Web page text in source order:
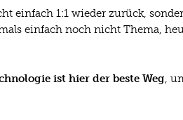
einfach 1:1 wieder zurück,
einfach noch nicht Thema,
ist hier der beste Weg,